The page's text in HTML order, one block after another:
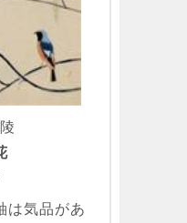
は気品があ